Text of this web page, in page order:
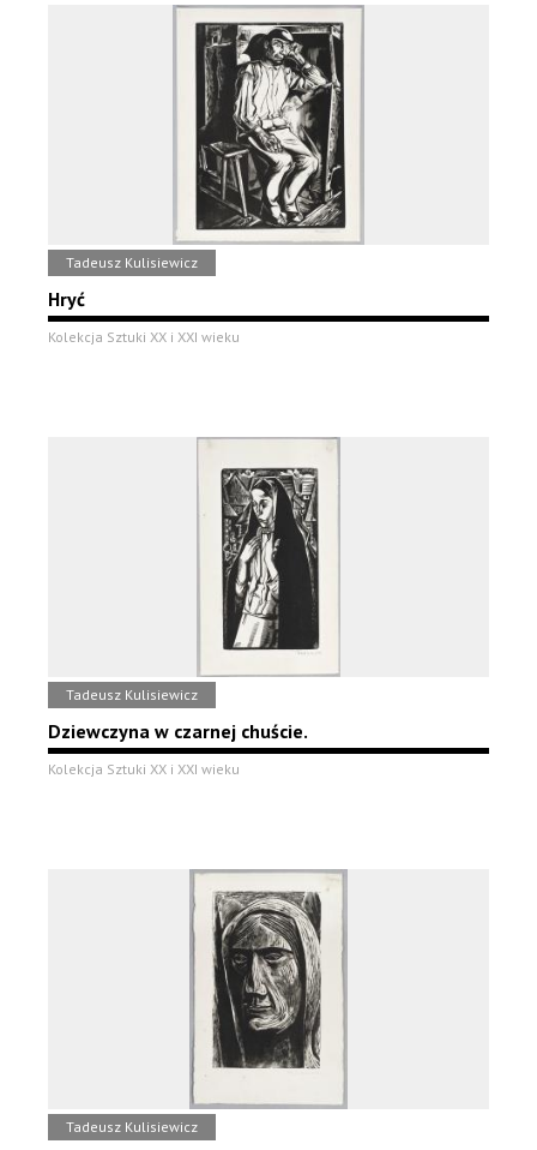
Tadeusz Kulisiewicz
Hryć
Kolekcja Sztuki XX i XXI wieku
Tadeusz Kulisiewicz
Dziewczyna w czarnej chuście.
Kolekcja Sztuki XX i XXI wieku
Tadeusz Kulisiewicz